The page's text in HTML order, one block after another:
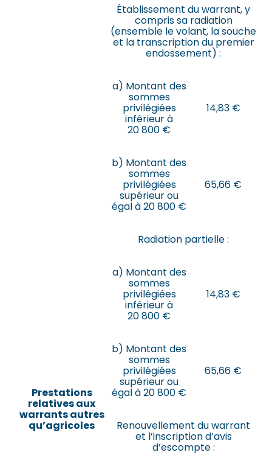
Prestations
relatives aux
warrants autres
qu’agricoles
Établissement du warrant, y
compris sa radiation
(ensemble le volant, la souche
et la transcription du premier
endossement) :
a) Montant des
sommes
privilégiées
inférieur à
20 800 €
14,83 €
b) Montant des
sommes
privilégiées
supérieur ou
égal à 20 800 €
65,66 €
Radiation partielle :
a) Montant des
sommes
privilégiées
inférieur à
20 800 €
14,83 €
b) Montant des
sommes
privilégiées
supérieur ou
égal à 20 800 €
65,66 €
Renouvellement du warrant
et l’inscription d’avis
d’escompte :